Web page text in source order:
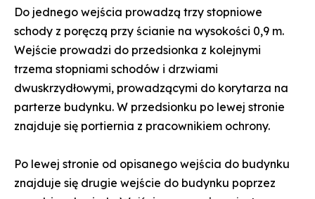
Do jednego wejścia prowadzą trzy stopniowe
schody z poręczą przy ścianie na wysokości 0,9 m.
Wejście prowadzi do przedsionka z kolejnymi
trzema stopniami schodów i drzwiami
dwuskrzydłowymi, prowadzącymi do korytarza na
parterze budynku. W przedsionku po lewej stronie
znajduje się portiernia z pracownikiem ochrony.
Po lewej stronie od opisanego wejścia do budynku
znajduje się drugie wejście do budynku poprzez